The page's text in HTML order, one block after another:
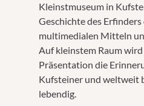
Kleinstmuseum in
Geschichte des
multimedialen Mitteln
Auf kleinstem Raum
Präsentation die
Kufsteiner und weltweit
lebendig.